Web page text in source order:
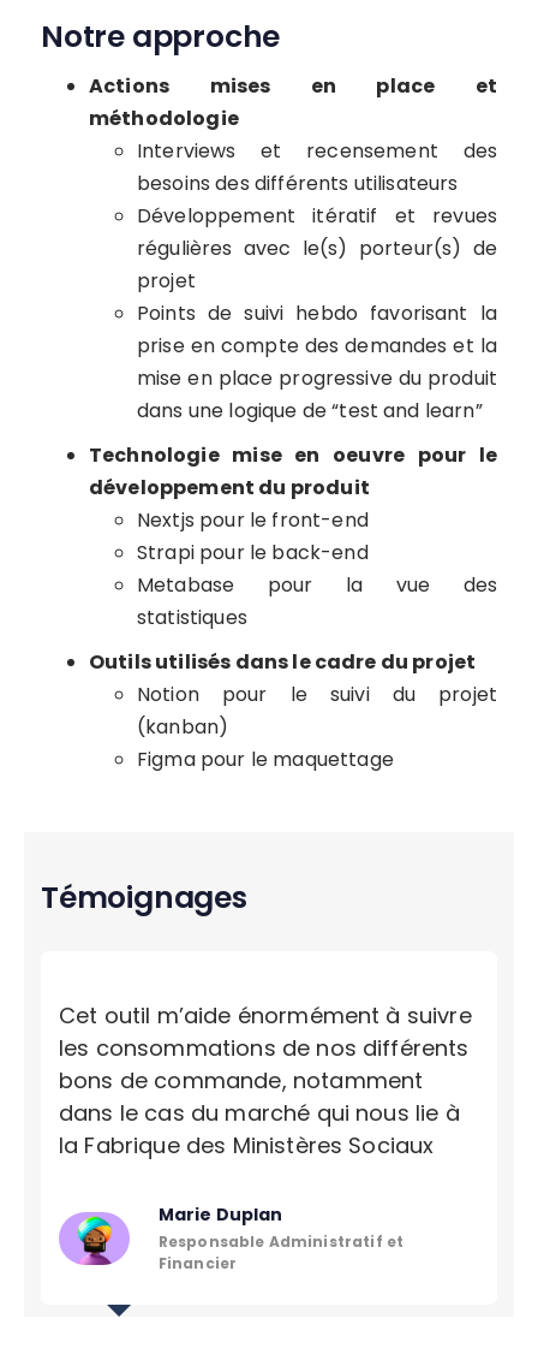
Notre approche
Actions mises en place et
méthodologie
Interviews et recensement des
besoins des différents utilisateurs
Développement itératif et revues
régulières avec le(s) porteur(s) de
projet
Points de suivi hebdo favorisant la
prise en compte des demandes et la
mise en place progressive du produit
dans une logique de “test and learn”
Technologie mise en oeuvre pour le
développement du produit
Nextjs pour le front-end
Strapi pour le back-end
Metabase pour la vue des
statistiques
Outils utilisés dans le cadre du projet
Notion pour le suivi du projet
(kanban)
Figma pour le maquettage
Témoignages
Cet outil m’aide énormément à suivre
les consommations de nos différents
bons de commande, notamment
dans le cas du marché qui nous lie à
la Fabrique des Ministères Sociaux
Marie Duplan
Responsable Administratif et
Financier